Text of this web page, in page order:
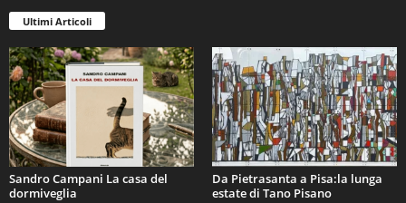
Ultimi Articoli
Sandro Campani La casa del
dormiveglia
Da Pietrasanta a Pisa:la lunga
estate di Tano Pisano